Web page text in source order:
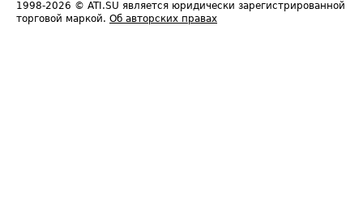
1998-2026 © ATI.SU является юридически зарегистрированной
торговой маркой. Об авторских правах